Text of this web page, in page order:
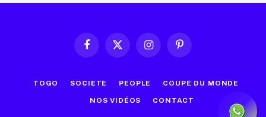
avoir promis de la
marier
Facebook
X
InstagramPinterest
TOGO SOCIETE PEOPLE COUPE DU MONDE
NOS VIDÉOS CONTACT